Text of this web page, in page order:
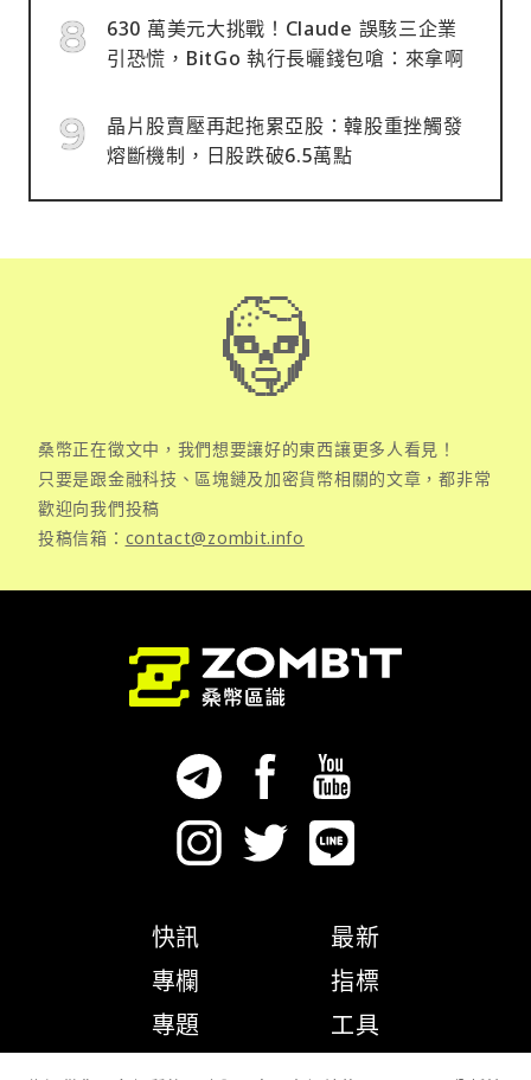
630 萬美元大挑戰！Claude 誤駭三企業
引恐慌，BitGo 執行長曬錢包嗆：來拿啊
晶片股賣壓再起拖累亞股：韓股重挫觸發
熔斷機制，日股跌破6.5萬點
桑幣正在徵文中，我們想要讓好的東西讓更多人看見！
只要是跟金融科技、區塊鏈及加密貨幣相關的文章，都非常
歡迎向我們投稿
投稿信箱： contact@zombit.info
快訊
專欄
專題
最新
指標
工具